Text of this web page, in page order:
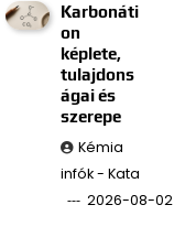
Karbonáti
on
képlete,
tulajdons
ágai és
szerepe
Kémia
infók - Kata
2026-08-02